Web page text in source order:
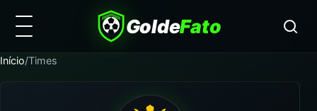
GoldeFato
Início/Times